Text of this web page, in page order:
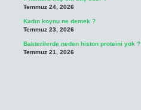
Temmuz 24, 2026
Kadın koynu ne demek ?
Temmuz 23, 2026
Bakterilerde neden histon proteini yok ?
Temmuz 21, 2026